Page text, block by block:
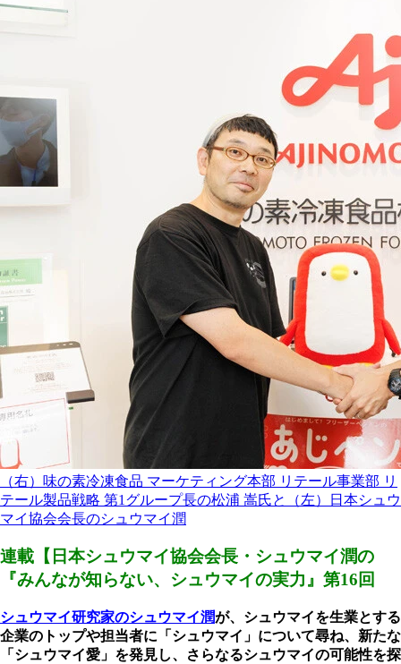
（右）味の素冷凍食品 マーケティング本部 リテール事業部 リ
テール製品戦略 第1グループ長の松浦 嵩氏と（左）日本シュウ
マイ協会会長のシュウマイ潤
連載【日本シュウマイ協会会長・シュウマイ潤の
『みんなが知らない、シュウマイの実力』第16回
シュウマイ研究家のシュウマイ潤が、シュウマイを生業とする
企業のトップや担当者に「シュウマイ」について尋ね、新たな
「シュウマイ愛」を発見し、さらなるシュウマイの可能性を探